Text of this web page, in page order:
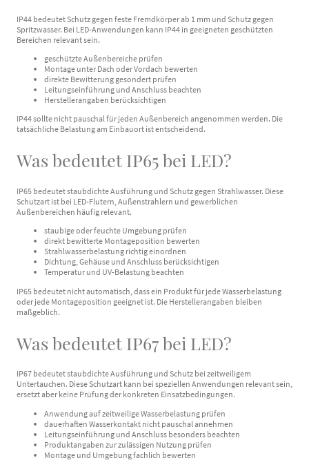
IP44 bedeutet Schutz gegen feste Fremdkörper ab 1 mm und Schutz gegen
Spritzwasser. Bei LED-Anwendungen kann IP44 in geeigneten geschützten
Bereichen relevant sein.
geschützte Außenbereiche prüfen
Montage unter Dach oder Vordach bewerten
direkte Bewitterung gesondert prüfen
Leitungseinführung und Anschluss beachten
Herstellerangaben berücksichtigen
IP44 sollte nicht pauschal für jeden Außenbereich angenommen werden. Die
tatsächliche Belastung am Einbauort ist entscheidend.
Was bedeutet IP65 bei LED?
IP65 bedeutet staubdichte Ausführung und Schutz gegen Strahlwasser. Diese
Schutzart ist bei LED-Flutern, Außenstrahlern und gewerblichen
Außenbereichen häufig relevant.
staubige oder feuchte Umgebung prüfen
direkt bewitterte Montageposition bewerten
Strahlwasserbelastung richtig einordnen
Dichtung, Gehäuse und Anschluss berücksichtigen
Temperatur und UV-Belastung beachten
IP65 bedeutet nicht automatisch, dass ein Produkt für jede Wasserbelastung
oder jede Montageposition geeignet ist. Die Herstellerangaben bleiben
maßgeblich.
Was bedeutet IP67 bei LED?
IP67 bedeutet staubdichte Ausführung und Schutz bei zeitweiligem
Untertauchen. Diese Schutzart kann bei speziellen Anwendungen relevant sein,
ersetzt aber keine Prüfung der konkreten Einsatzbedingungen.
Anwendung auf zeitweilige Wasserbelastung prüfen
dauerhaften Wasserkontakt nicht pauschal annehmen
Leitungseinführung und Anschluss besonders beachten
Produktangaben zur zulässigen Nutzung prüfen
Montage und Umgebung fachlich bewerten